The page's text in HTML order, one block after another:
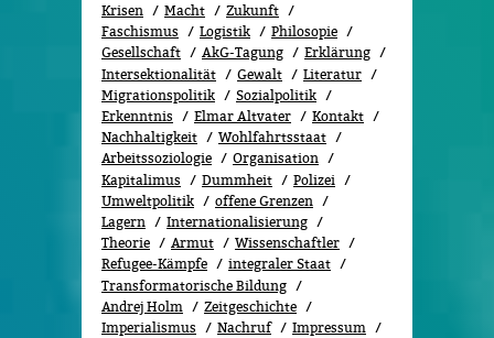
Krisen
Macht
Zukunft
Faschismus
Logistik
Philosopie
Gesellschaft
AkG-Tagung
Erklärung
Intersektionalität
Gewalt
Literatur
Migrationspolitik
Sozi­al­po­li­tik
Erkenntnis
Elmar Altvater
Kontakt
Nachhaltigkeit
Wohlfahrtsstaat
Arbeitssoziologie
Organisation
Kapitalimus
Dummheit
Polizei
Umweltpolitik
offene Grenzen
Lagern
Internationalisierung
Theorie
Armut
Wissenschaftler
Refugee-Kämpfe
integraler Staat
Transformatorische Bildung
Andrej Holm
Zeitgeschichte
Imperialismus
Nachruf
Impressum